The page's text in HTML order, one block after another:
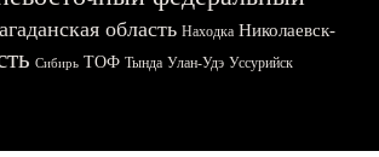
область Находка Николаевск-
Сибирь ТОФ Тында Улан-Удэ Уссурийск